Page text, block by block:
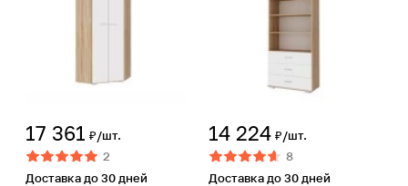
17 361 ₽/шт.
2
Доставка до 30 дней
14 224 ₽/шт.
8
Доставка до 30 дней